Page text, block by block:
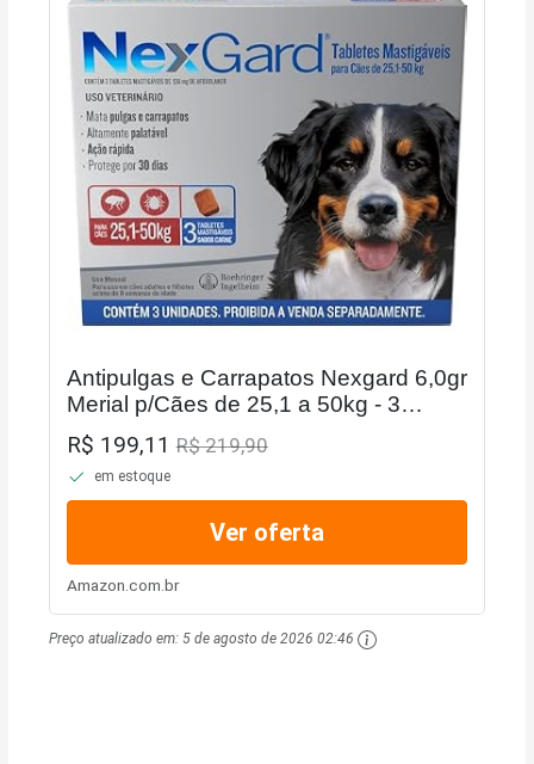
Antipulgas e Carrapatos Nexgard 6,0gr
Merial p/Cães de 25,1 a 50kg - 3
Tabletes Mastigáveis
R$ 199,11R$ 219,90
em estoque
Ver oferta
Amazon.com.br
Preço atualizado em:5 de agosto de 2026 02:46